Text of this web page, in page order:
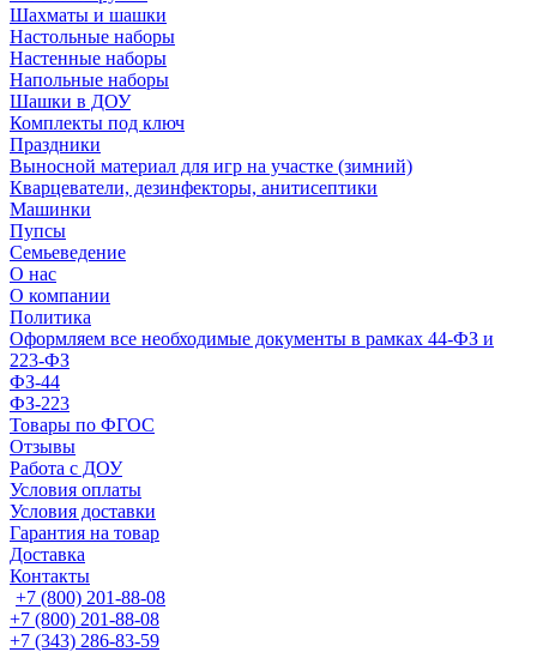
Шахматы и шашки
Настольные наборы
Настенные наборы
Напольные наборы
Шашки в ДОУ
Комплекты под ключ
Праздники
Выносной материал для игр на участке (зимний)
Кварцеватели, дезинфекторы, анитисептики
Машинки
Пупсы
Семьеведение
О нас
О компании
Политика
Оформляем все необходимые документы в рамках 44-ФЗ и
223-ФЗ
ФЗ-44
ФЗ-223
Товары по ФГОС
Отзывы
Работа с ДОУ
Условия оплаты
Условия доставки
Гарантия на товар
Доставка
Контакты
+7 (800) 201-88-08
+7 (800) 201-88-08
+7 (343) 286-83-59